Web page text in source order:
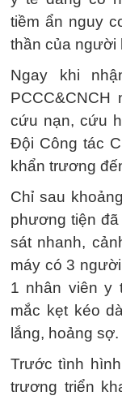
tiềm ẩn nguy
thần của người
Ngay khi
cứu nạn, cứu
Đội Công tác
khẩn trương
Chỉ sau
phương tiện
sát nhanh,
máy có 3
1 nhân viên y
mắc kẹt kéo
lắng, hoảng sợ.
Trước tình
trương triển